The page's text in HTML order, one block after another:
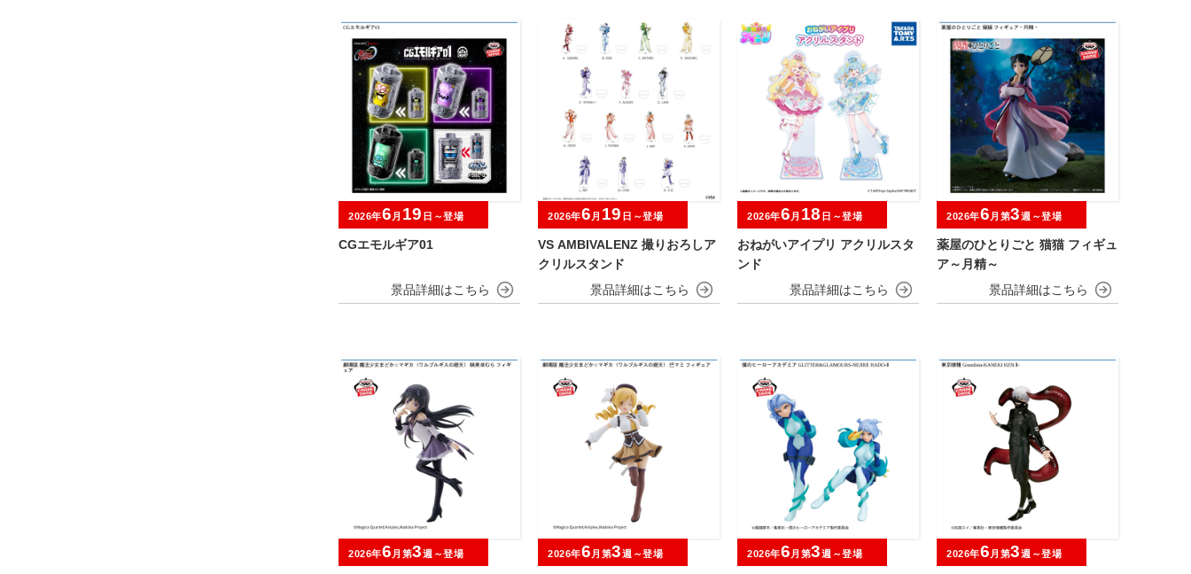
CGエモルギア01
2026年6 月 19 日～登場
VS AMBIVALENZ 撮りおろしア
クリルスタンド
2026年6 月 19 日～登場
おねがいアイプリ アクリルスタ
ンド
2026年6 月 18 日～登場
薬屋のひとりごと 猫猫 フィギュ
ア～月精～
2026年6 月第3週～登場
2026年6 月第3週～登場 2026年6 月第3週～登場 2026年6 月第3週～登場 2026年6 月第3週～登場